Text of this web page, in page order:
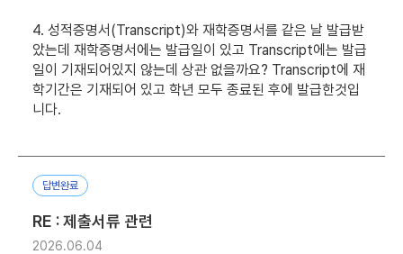
4. 성적증명서(Transcript)와 재학증명서를 같은 날 발급받
았는데 재학증명서에는 발급일이 있고 Transcript에는 발급
일이 기재되어있지 않는데 상관 없을까요? Transcript에 재
학기간은 기재되어 있고 학년 모두 종료된 후에 발급한것입
니다.
답변완료
RE : 제출서류 관련
2026.06.04